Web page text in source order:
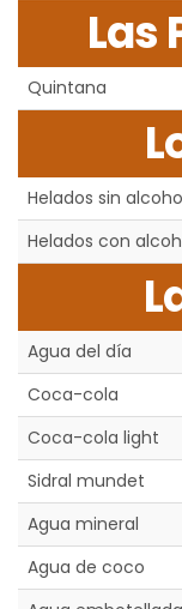
Las
Quintana
Helados sin
Helados con
Agua del día
Coca-cola
Coca-cola light
Sidral mundet
Agua mineral
Agua de coco